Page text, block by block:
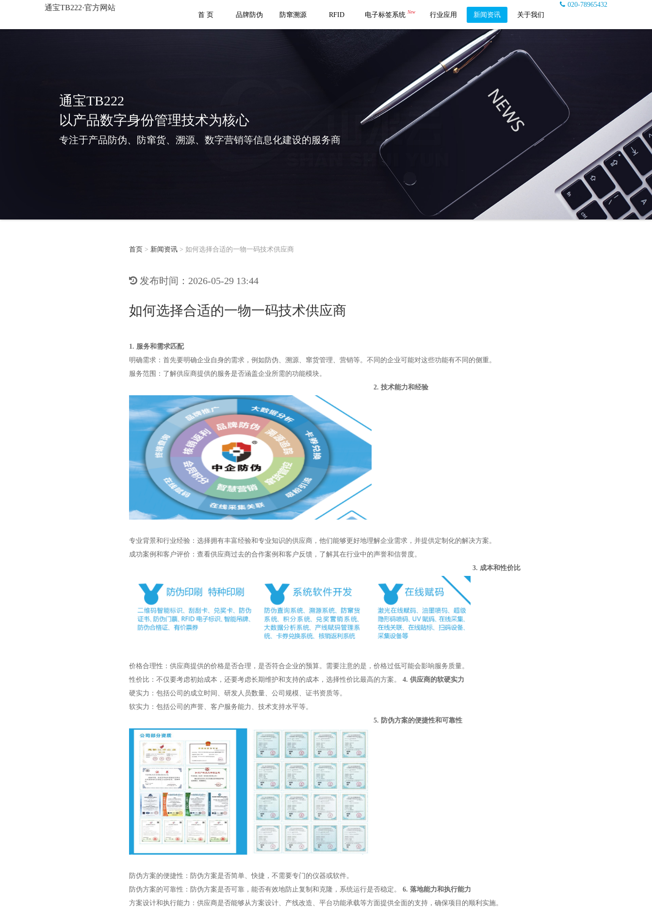
通宝TB222·官方网站
020-78965432
首 页
品牌防伪 防窜溯源 RFID 电子标签系统 New 行业应用 新闻资讯 关于我们
通宝TB222
以产品数字身份管理技术为核心
专注于产品防伪、防窜货、溯源、数字营销等信息化建设的服务商
首页 > 新闻资讯 > 如何选择合适的一物一码技术供应商
发布时间：2026-05-29 13:44
如何选择合适的一物一码技术供应商
1. 服务和需求匹配
明确需求：首先要明确企业自身的需求，例如防伪、溯源、窜货管理、营销等。不同的企业可能对这些功能有不同的侧重。
服务范围：了解供应商提供的服务是否涵盖企业所需的功能模块。
2. 技术能力和经验
专业背景和行业经验：选择拥有丰富经验和专业知识的供应商，他们能够更好地理解企业需求，并提供定制化的解决方案。
成功案例和客户评价：查看供应商过去的合作案例和客户反馈，了解其在行业中的声誉和信誉度。
3. 成本和性价比
价格合理性：供应商提供的价格是否合理，是否符合企业的预算。需要注意的是，价格过低可能会影响服务质量。
性价比：不仅要考虑初始成本，还要考虑长期维护和支持的成本，选择性价比最高的方案。
4. 供应商的软硬实力
硬实力：包括公司的成立时间、研发人员数量、公司规模、证书资质等。
软实力：包括公司的声誉、客户服务能力、技术支持水平等。
5. 防伪方案的便捷性和可靠性
防伪方案的便捷性：防伪方案是否简单、快捷，不需要专门的仪器或软件。
防伪方案的可靠性：防伪方案是否可靠，能否有效地防止复制和克隆，系统运行是否稳定。
6. 落地能力和执行能力
方案设计和执行能力：供应商是否能够从方案设计、产线改造、平台功能承载等方面提供全面的支持，确保项目的顺利实施。